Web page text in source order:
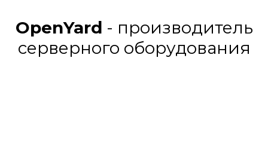
OpenYard - производитель
серверного оборудования